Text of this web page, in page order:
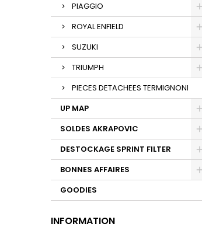
PIAGGIO
ROYAL ENFIELD
SUZUKI
TRIUMPH
PIECES DETACHEES TERMIGNONI
UP MAP
SOLDES AKRAPOVIC
DESTOCKAGE SPRINT FILTER
BONNES AFFAIRES
GOODIES
INFORMATION